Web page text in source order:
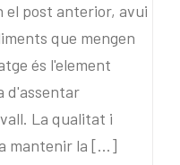
el post anterior, avui
que mengen
és l'element
d'assentar
La qualitat i
mantenir la [...]